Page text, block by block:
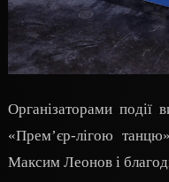
Організаторами події
«Прем’єр-лігою
Максим Леонов і